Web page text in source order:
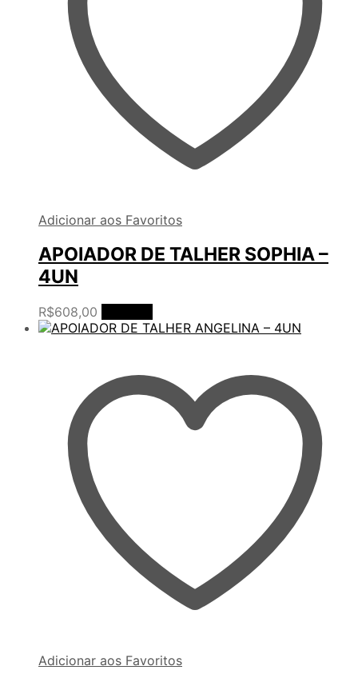
Adicionar aos Favoritos
APOIADOR DE TALHER SOPHIA –
4UN
R$608,00
Adicionar aos Favoritos